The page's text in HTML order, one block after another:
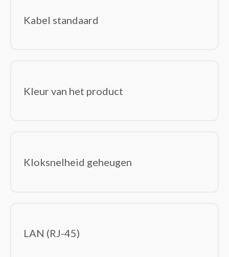
Kabel standaard
Kleur van het product
Kloksnelheid geheugen
LAN (RJ-45)